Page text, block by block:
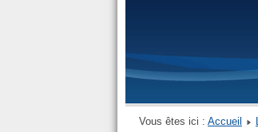
Vous êtes ici : Accueil